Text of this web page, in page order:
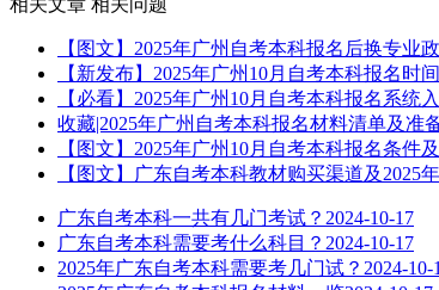
【图文】2025年广州自考本科报名后换专业
【新发布】2025年广州10月自考本科报名时
【必看】2025年广州10月自考本科报名系统
收藏|2025年广州自考本科报名材料清单及准
【图文】2025年广州10月自考本科报名条件
【图文】广东自考本科教材购买渠道及2025
广东自考本科一共有几门考试？ 2024-10-17
广东自考本科需要考什么科目？ 2024-10-17
2025年广东自考本科需要考几门试？ 2024-10-